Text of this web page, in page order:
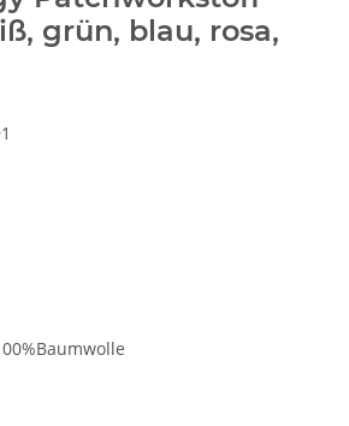
grün, blau, rosa,